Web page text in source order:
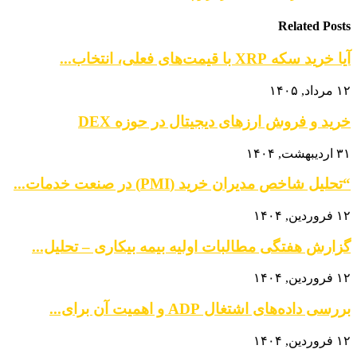
Related Posts
آیا خرید سکه XRP با قیمت‌های فعلی، انتخاب...
۱۲ مرداد, ۱۴۰۵
خرید و فروش ارزهای دیجیتال در حوزه DEX
۳۱ اردیبهشت, ۱۴۰۴
“تحلیل شاخص مدیران خرید (PMI) در صنعت خدمات...
۱۲ فروردین, ۱۴۰۴
گزارش هفتگی مطالبات اولیه بیمه بیکاری – تحلیل...
۱۲ فروردین, ۱۴۰۴
بررسی داده‌های اشتغال ADP و اهمیت آن برای...
۱۲ فروردین, ۱۴۰۴